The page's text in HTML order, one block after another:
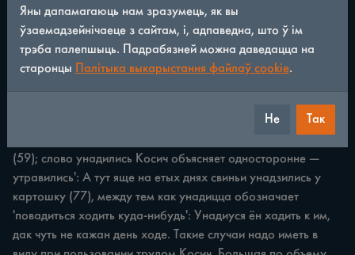
отметить неточность или неполноту значений некоторых из
них. Например, слово анучка у Косич тряпка': Што й у
свекра мяне, як анучкаю, труць. Определение этого слова
неполное: наряду с этим значением оно обозначает и
неверно; перря 'зеленые листья (трубчатые, полые внутри)
лука': Во натаукли бабы перряу, трохи посалили, да и ели
(59); слово унадились Косич объясняет односторонне —
утравились': А тут яще на етых днях свиньи унадзились у
картошку (77), между тем как унадицца обозначает
'повадиться ходить куда-нибудь': Унадиуся ён хадить к им,
дак чуть не кажан день ходе. Такие случаи надо иметь в
Яны дапамагаюць нам зразумець, як вы
ўзаемадзейнічаеце з сайтам, і, адпаведна, што ў ім
трэба палепшыць. Падрабязней можна даведацца на
старонцы
Палітыка выкарыстання файлаў cookie.
Не Так